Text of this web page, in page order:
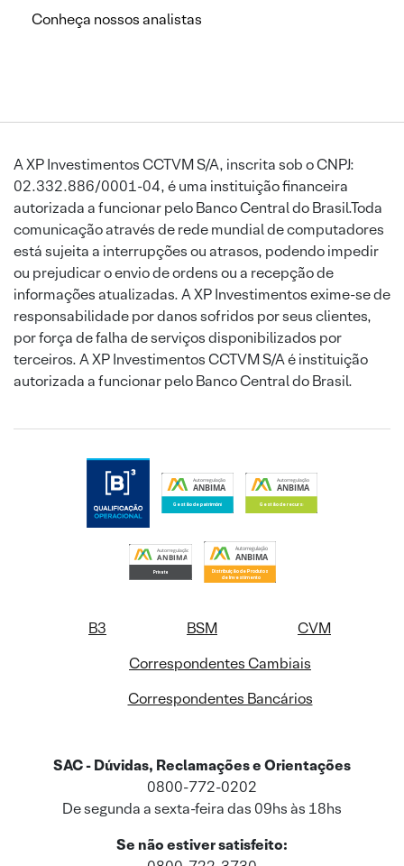
Conheça nossos analistas
A XP Investimentos CCTVM S/A, inscrita sob o CNPJ:
02.332.886/0001-04, é uma instituição financeira
autorizada a funcionar pelo Banco Central do Brasil.Toda
comunicação através de rede mundial de computadores
está sujeita a interrupções ou atrasos, podendo impedir
ou prejudicar o envio de ordens ou a recepção de
informações atualizadas. A XP Investimentos exime-se de
responsabilidade por danos sofridos por seus clientes,
por força de falha de serviços disponibilizados por
terceiros. A XP Investimentos CCTVM S/A é instituição
autorizada a funcionar pelo Banco Central do Brasil.
B3 BSM
CVM
Correspondentes Cambiais
Correspondentes Bancários
SAC - Dúvidas, Reclamações e Orientações
0800-772-0202
De segunda a sexta-feira das 09hs às 18hs
Se não estiver satisfeito: